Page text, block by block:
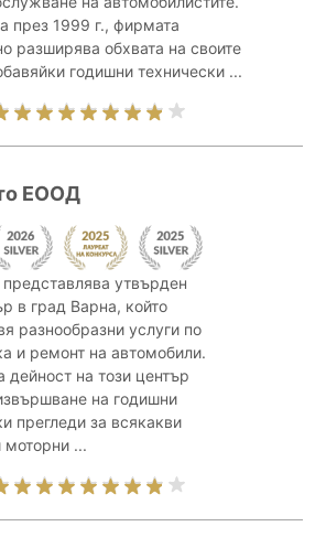
през 1999 г., фирмата
разширява обхвата на своите
годишни технически ...
ЕООД
представлява утвърден
в град Варна, който
разнообразни услуги по
и ремонт на автомобили.
дейност на този център
на годишни
прегледи за всякакви
моторни ...